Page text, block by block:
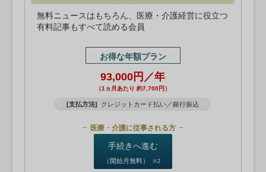
無料ニュースはもちろん、医療・介護経営に役立つ
有料記事もすべて読める会員
お得な年額プラン
93,000円／年
（1ヵ月あたり 約7,700円）
[支払方法] クレジットカード払い／銀行振込
医療・介護に従事される方
手続きへ進む
（開始月無料） ※2